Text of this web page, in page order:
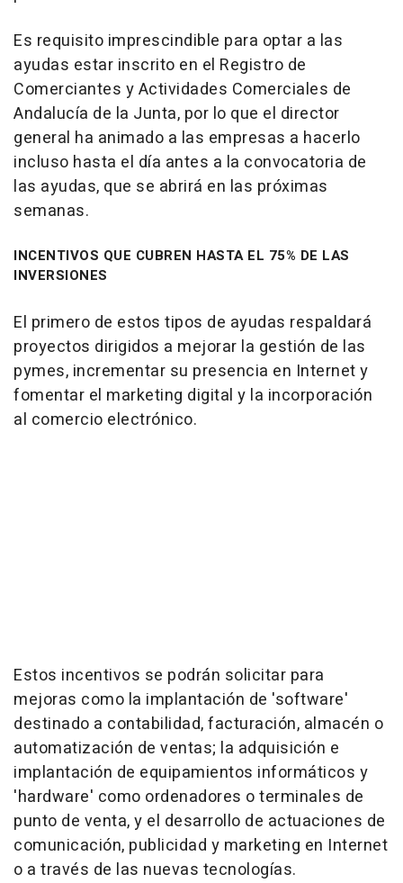
Es requisito imprescindible para optar a las
ayudas estar inscrito en el Registro de
Comerciantes y Actividades Comerciales de
Andalucía de la Junta, por lo que el director
general ha animado a las empresas a hacerlo
incluso hasta el día antes a la convocatoria de
las ayudas, que se abrirá en las próximas
semanas.
INCENTIVOS QUE CUBREN HASTA EL 75% DE LAS
INVERSIONES
El primero de estos tipos de ayudas respaldará
proyectos dirigidos a mejorar la gestión de las
pymes, incrementar su presencia en Internet y
fomentar el marketing digital y la incorporación
al comercio electrónico.
Estos incentivos se podrán solicitar para
mejoras como la implantación de 'software'
destinado a contabilidad, facturación, almacén o
automatización de ventas; la adquisición e
implantación de equipamientos informáticos y
'hardware' como ordenadores o terminales de
punto de venta, y el desarrollo de actuaciones de
comunicación, publicidad y marketing en Internet
o a través de las nuevas tecnologías.